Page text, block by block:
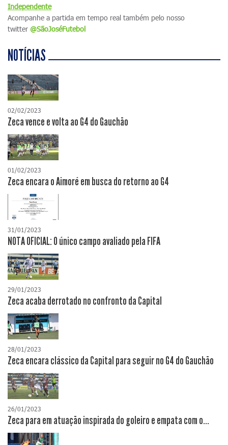
Independente
Acompanhe a partida em tempo real também pelo nosso
twitter @SãoJoséFutebol
NOTÍCIAS
02/02/2023
Zeca vence e volta ao G4 do Gauchão
01/02/2023
Zeca encara o Aimoré em busca do retorno ao G4
31/01/2023
NOTA OFICIAL: O único campo avaliado pela FIFA
29/01/2023
Zeca acaba derrotado no confronto da Capital
28/01/2023
Zeca encara clássico da Capital para seguir no G4 do Gauchão
26/01/2023
Zeca para em atuação inspirada do goleiro e empata com o...